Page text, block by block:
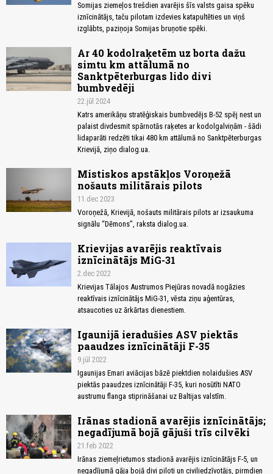
Somijas ziemeļos trešdien avarējis šīs valsts gaisa spēku
iznīcinātājs, taču pilotam izdevies katapultēties un viņš
izglābts, paziņoja Somijas bruņotie spēki.
Ar 40 kodolraķetēm uz borta dažu
simtu km attālumā no
Sanktpēterburgas lido divi
bumbvedēji
22.jūl 2024
Katrs amerikāņu stratēģiskais bumbvedējs B-52 spēj nest un
palaist divdesmit spārnotās raķetes ar kodolgalviņām - šādi
lidaparāti redzēti tikai 480 km attālumā no Sanktpēterburgas
Krievijā, ziņo dialog.ua.
Mistiskos apstākļos Voroņežā
nošauts militārais pilots
11.dec 2023
Voroņežā, Krievijā, nošauts militārais pilots ar izsaukuma
signālu “Dēmons”, raksta dialog.ua.
Krievijas avarējis reaktīvais
iznīcinātājs MiG-31
2.dec 2022
Krievijas Tālajos Austrumos Piejūras novadā nogāzies
reaktīvais iznīcinātājs MiG-31, vēsta ziņu aģentūras,
atsaucoties uz ārkārtas dienestiem.
Igaunijā ieradušies ASV piektās
paaudzes iznīcinātāji F-35
9.jūl 2022
Igaunijas Emari aviācijas bāzē piektdien nolaidušies ASV
piektās paaudzes iznīcinātāji F-35, kuri nosūtīti NATO
austrumu flanga stiprināšanai uz Baltijas valstīm.
Irānas stadionā avarējis iznīcinātājs;
negadījumā bojā gājuši trīs cilvēki
21.feb 2022
Irānas ziemeļrietumos stadionā avarējis iznīcinātājs F-5, un
negadījumā gāja bojā divi piloti un civiliedzīvotājs, pirmdien